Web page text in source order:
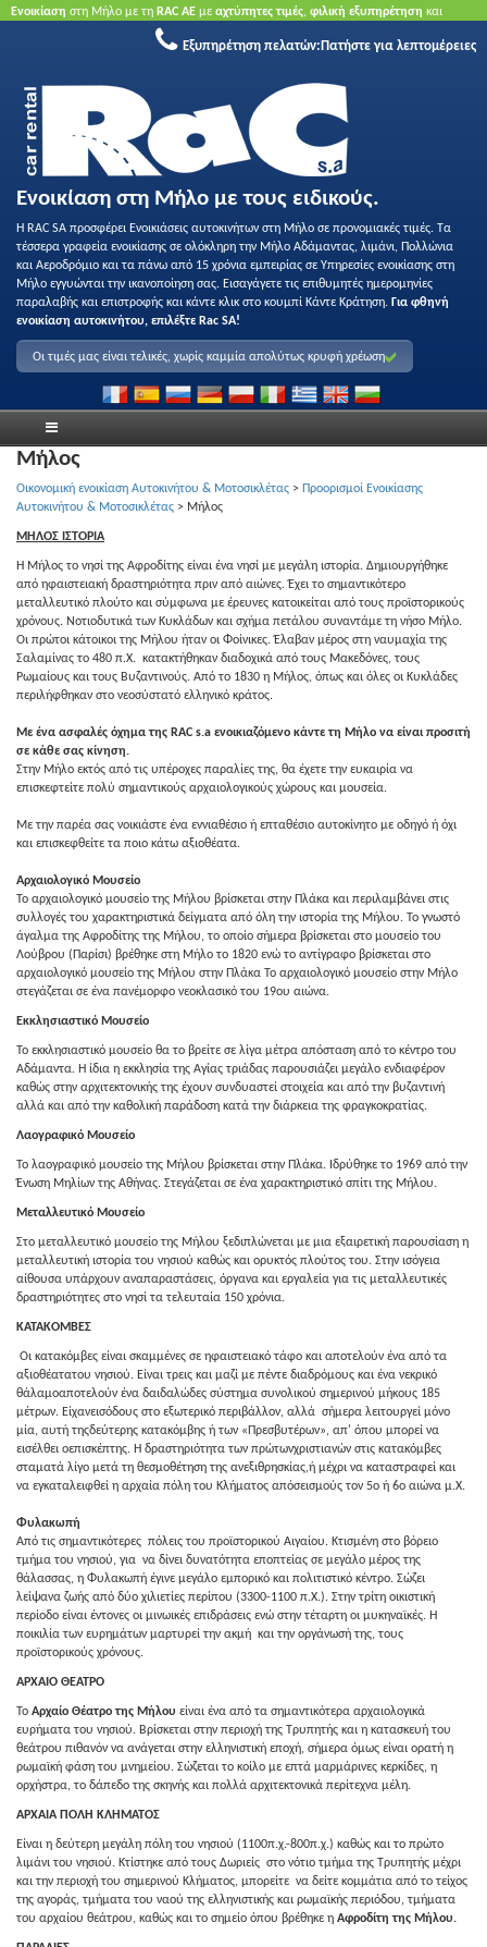
Ενοικίαση στη Μήλο με τη RAC ΑΕ με αχτύπητες τιμές, φιλική εξυπηρέτηση και
Κάντε κράτηση τώρα
Εξυπηρέτηση πελατών: Πατήστε για λεπτομέρειες
Ενοικίαση στη Μήλο με τους ειδικούς.
Η RAC SA προσφέρει Ενοικιάσεις αυτοκινήτων στη Μήλο σε προνομιακές τιμές. Τα
τέσσερα γραφεία ενοικίασης σε ολόκληρη την Μήλο Αδάμαντας, λιμάνι, Πολλώνια
και Αεροδρόμιο και τα πάνω από 15 χρόνια εμπειρίας σε Υπηρεσίες ενοικίασης στη
Μήλο εγγυώνται την ικανοποίηση σας. Εισαγάγετε τις επιθυμητές ημερομηνίες
παραλαβής και επιστροφής και κάντε κλικ στο κουμπί Κάντε Κράτηση. Για φθηνή
ενοικίαση αυτοκινήτου, επιλέξτε Rac SA!
Οι τιμές μας είναι τελικές, χωρίς καμμία απολύτως κρυφή χρέωση
Μήλος
Οικονομική ενοικίαση Αυτοκινήτου & Μοτοσικλέτας >
Προορισμοί Ενοικίασης
Αυτοκινήτου & Μοτοσικλέτας > Μήλος
ΜΗΛΟΣ ΙΣΤΟΡΙΑ
Η Μήλος το νησί της Αφροδίτης είναι ένα νησί με μεγάλη ιστορία. Δημιουργήθηκε
από ηφαιστειακή δραστηριότητα πριν από αιώνες. Έχει το σημαντικότερο
μεταλλευτικό πλούτο και σύμφωνα με έρευνες κατοικείται από τους προϊστορικούς
χρόνους. Νοτιοδυτικά των Κυκλάδων και σχήμα πετάλου συναντάμε τη νήσο Μήλο.
Οι πρώτοι κάτοικοι της Μήλου ήταν οι Φοίνικες. Έλαβαν μέρος στη ναυμαχία της
Σαλαμίνας το 480 π.Χ. κατακτήθηκαν διαδοχικά από τους Μακεδόνες, τους
Ρωμαίους και τους Βυζαντινούς. Από το 1830 η Μήλος, όπως και όλες οι Κυκλάδες
περιλήφθηκαν στο νεοσύστατό ελληνικό κράτος.
Με ένα ασφαλές όχημα της RAC s.a ενοικιαζόμενο κάντε τη Μήλο να είναι προσιτή
σε κάθε σας κίνηση.
Στην Μήλο εκτός από τις υπέροχες παραλίες της, θα έχετε την ευκαιρία να
επισκεφτείτε πολύ σημαντικούς αρχαιολογικούς χώρους και μουσεία.
Με την παρέα σας νοικιάστε ένα εννιαθέσιο ή επταθέσιο αυτοκίνητο με οδηγό ή όχι
και επισκεφθείτε τα ποιο κάτω αξιοθέατα.
Αρχαιολογικό Μουσείο
Το αρχαιολογικό μουσείο της Μήλου βρίσκεται στην Πλάκα και περιλαμβάνει στις
συλλογές του χαρακτηριστικά δείγματα από όλη την ιστορία της Μήλου. Το γνωστό
άγαλμα της Αφροδίτης της Μήλου, το οποίο σήμερα βρίσκεται στο μουσείο του
Λούβρου (Παρίσι) βρέθηκε στη Μήλο το 1820 ενώ το αντίγραφο βρίσκεται στο
αρχαιολογικό μουσείο της Μήλου στην Πλάκα Το αρχαιολογικό μουσείο στην Μήλο
στεγάζεται σε ένα πανέμορφο νεοκλασικό του 19ου αιώνα.
Εκκλησιαστικό Μουσείο
Το εκκλησιαστικό μουσείο θα το βρείτε σε λίγα μέτρα απόσταση από το κέντρο του
Αδάμαντα. Η ίδια η εκκλησία της Αγίας τριάδας παρουσιάζει μεγάλο ενδιαφέρον
καθώς στην αρχιτεκτονικής της έχουν συνδυαστεί στοιχεία και από την βυζαντινή
αλλά και από την καθολική παράδοση κατά την διάρκεια της φραγκοκρατίας.
Λαογραφικό Μουσείο
Το λαογραφικό μουσείο της Μήλου βρίσκεται στην Πλάκα. Ιδρύθηκε το 1969 από την
Ένωση Μηλίων της Αθήνας. Στεγάζεται σε ένα χαρακτηριστικό σπίτι της Μήλου.
Μεταλλευτικό Μουσείο
Στο μεταλλευτικό μουσείο της Μήλου ξεδιπλώνεται με μια εξαιρετική παρουσίαση η
μεταλλευτική ιστορία του νησιού καθώς και ορυκτός πλούτος του. Στην ισόγεια
αίθουσα υπάρχουν αναπαραστάσεις, όργανα και εργαλεία για τις μεταλλευτικές
δραστηριότητες στο νησί τα τελευταία 150 χρόνια.
ΚΑΤΑΚΟΜΒΕΣ
Οι κατακόμβες είναι σκαμμένες σε ηφαιστειακό τάφο και αποτελούν ένα από τα
αξιοθέατατου νησιού. Eίναι τρεις και μαζί με πέντε διαδρόμους και ένα νεκρικό
θάλαμοαποτελούν ένα δαιδαλώδες σύστημα συνολικού σημερινού μήκους 185
μέτρων. Eίχανεισόδους στο εξωτερικό περιβάλλον, αλλά σήμερα λειτουργεί μόνο
μία, αυτή τηςδεύτερης κατακόμβης ή των «Πρεσβυτέρων», απ' όπου μπορεί να
εισέλθει οεπισκέπτης. H δραστηριότητα των πρώτωνχριστιανών στις κατακόμβες
σταματά λίγο μετά τη θεσμοθέτηση της ανεξιθρησκίας,ή μέχρι να καταστραφεί και
να εγκαταλειφθεί η αρχαία πόλη του Kλήματος απόσεισμούς τον 5ο ή 6ο αιώνα μ.X.
Φυλακωπή
Από τις σημαντικότερες πόλεις του προϊστορικού Αιγαίου. Κτισμένη στο βόρειο
τμήμα του νησιού, για να δίνει δυνατότητα εποπτείας σε μεγάλο μέρος της
θάλασσας, η Φυλακωπή έγινε μεγάλο εμπορικό και πολιτιστικό κέντρο. Σώζει
λείψανα ζωής από δύο χιλιετίες περίπου (3300-1100 π.Χ.). Στην τρίτη οικιστική
περίοδο είναι έντονες οι μινωικές επιδράσεις ενώ στην τέταρτη οι μυκηναϊκές. H
ποικιλία των ευρημάτων μαρτυρεί την ακμή και την οργάνωσή της, τους
προϊστορικούς χρόνους.
ΑΡΧΑΙΟ ΘΕΑΤΡΟ
Το Αρχαίο Θέατρο της Μήλου είναι ένα από τα σημαντικότερα αρχαιολογικά
ευρήματα του νησιού. Βρίσκεται στην περιοχή της Τρυπητής και η κατασκευή του
θεάτρου πιθανόν να ανάγεται στην ελληνιστική εποχή, σήμερα όμως είναι ορατή η
ρωμαϊκή φάση του μνημείου. Σώζεται το κοίλο με επτά μαρμάρινες κερκίδες, η
ορχήστρα, το δάπεδο της σκηνής και πολλά αρχιτεκτονικά περίτεχνα μέλη.
ΑΡΧΑΙΑ ΠΟΛΗ ΚΛΗΜΑΤΟΣ
Είναι η δεύτερη μεγάλη πόλη του νησιού (1100π.χ.-800π.χ.) καθώς και το πρώτο
λιμάνι του νησιού. Κτίστηκε από τους Δωριείς στο νότιο τμήμα της Τρυπητής μέχρι
και την περιοχή του σημερινού Κλήματος, μπορείτε να δείτε κομμάτια από το τείχος
της αγοράς, τμήματα του ναού της ελληνιστικής και ρωμαϊκής περιόδου, τμήματα
του αρχαίου θεάτρου, καθώς και το σημείο όπου βρέθηκε η Αφροδίτη της Μήλου.